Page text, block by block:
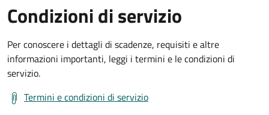
Condizioni di servizio
Per conoscere i dettagli di scadenze, requisiti e altre
informazioni importanti, leggi i termini e le condizioni di
servizio.
Termini e condizioni di servizio